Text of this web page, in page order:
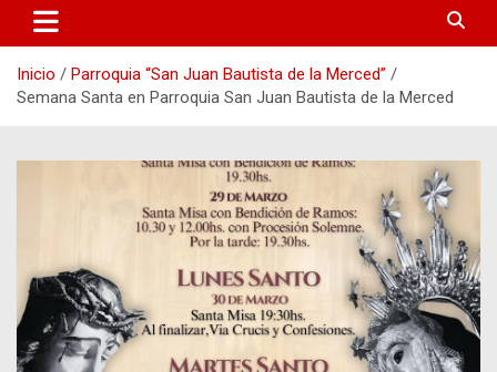
Inicio
Parroquia “San Juan Bautista de la Merced”
Semana Santa en Parroquia San Juan Bautista de la Merced